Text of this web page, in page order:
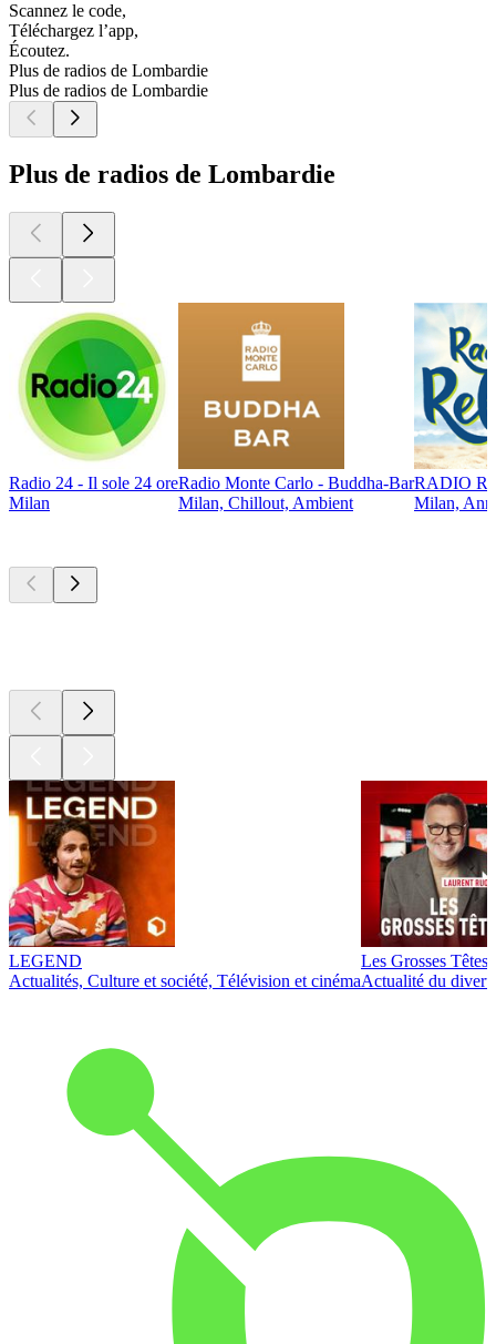
Scannez le code,
Téléchargez l’app,
Écoutez.
Plus de radios de Lombardie
Plus de radios de Lombardie
Plus de radios de Lombardie
Radio 24 - Il sole 24 ore
Milan
Radio Monte Carlo - Buddha-Bar
Milan, Chillout, Ambient
RADIO
Milan,
LEGEND
Actualités, Culture et société, Télévision et cinéma
Les Grosses Têtes
Actualité du